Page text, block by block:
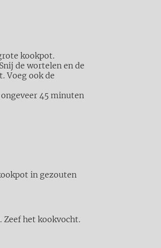
kookpot.
de wortelen en de
Voeg ook de
45 minuten
in gezouten
Zeef het kookvocht.